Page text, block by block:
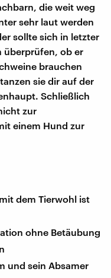
die weit weg
sehr laut werden
sollte sich in letzter
überprüfen, ob er
brauchen
sie dir auf der
Schließlich
zur
einem Hund zur
dem Tierwohl ist
ohne Betäubung
und sein Absamer